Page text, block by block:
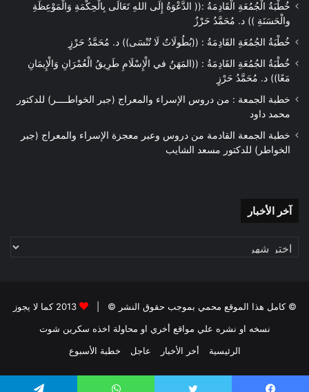
خُطْبَةُ الْجُمُعَةِ الْقَادِمَةُ :(( الدَّعْوَةُ إِلَى اللهِ تَعَالَى بِالْحِكْمَةِ وَالْمَوْعِظَةِ
والْحَسَنَةِ )) د. مُحَمَّدُ حَرْزٌ
خُطْبَةُ الجُمُعَةِ القَادِمَةُ : ((بُطُولَاتٌ لَا تُنْسَى)) د. مُحَمَّدُ حَرْزٍ
خُطْبَةُ الجُمُعَةِ القَادِمَةُ : ((المَهَنُ في الْإِسْلَامِ طَرِيقُ الْعُمْرَانِ وَالْإِيمَانِ
مَعًا)) د. مُحَمَّدُ حَرْزٍ
خطبة الجمعة : من دروس الإسراء والمعراج (جبر الخواطــــر) للدكتور
محمد داود
خطبة الجمعة القادمة من دروس وعبر معجزة الإسراء والمعراج (جبر
الخواطر) للدكتور مسعد الشايب
آخر الأخبار
© كامل هذا الموقع محمي بموجب حقوق النشر © |
2013 كما لا يجوز
نسخه او نشره علي مواقع أخري او محاولة اخذه سكرين شوت
الرئيسية
أخر الأخبار عاجل خطبة الأسبوع